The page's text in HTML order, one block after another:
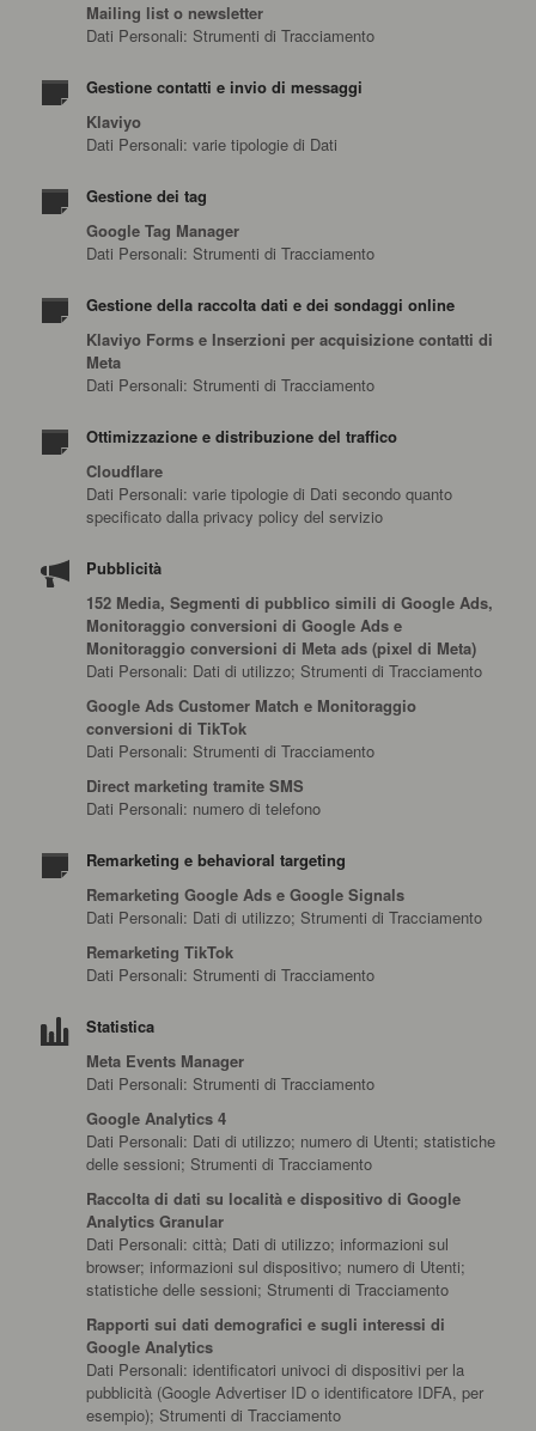
Mailing list o newsletter
Dati Personali: Strumenti di Tracciamento
Gestione contatti e invio di messaggi
Klaviyo
Dati Personali: varie tipologie di Dati
Gestione dei tag
Google Tag Manager
Dati Personali: Strumenti di Tracciamento
Gestione della raccolta dati e dei sondaggi online
Klaviyo Forms e Inserzioni per acquisizione contatti di
Meta
Dati Personali: Strumenti di Tracciamento
Ottimizzazione e distribuzione del traffico
Cloudflare
Dati Personali: varie tipologie di Dati secondo quanto
specificato dalla privacy policy del servizio
Pubblicità
152 Media, Segmenti di pubblico simili di Google Ads,
Monitoraggio conversioni di Google Ads e
Monitoraggio conversioni di Meta ads (pixel di Meta)
Dati Personali: Dati di utilizzo; Strumenti di Tracciamento
Google Ads Customer Match e Monitoraggio
conversioni di TikTok
Dati Personali: Strumenti di Tracciamento
Direct marketing tramite SMS
Dati Personali: numero di telefono
Remarketing e behavioral targeting
Remarketing Google Ads e Google Signals
Dati Personali: Dati di utilizzo; Strumenti di Tracciamento
Remarketing TikTok
Dati Personali: Strumenti di Tracciamento
Statistica
Meta Events Manager
Dati Personali: Strumenti di Tracciamento
Google Analytics 4
Dati Personali: Dati di utilizzo; numero di Utenti; statistiche
delle sessioni; Strumenti di Tracciamento
Raccolta di dati su località e dispositivo di Google
Analytics Granular
Dati Personali: città; Dati di utilizzo; informazioni sul
browser; informazioni sul dispositivo; numero di Utenti;
statistiche delle sessioni; Strumenti di Tracciamento
Rapporti sui dati demografici e sugli interessi di
Google Analytics
Dati Personali: identificatori univoci di dispositivi per la
pubblicità (Google Advertiser ID o identificatore IDFA, per
esempio); Strumenti di Tracciamento